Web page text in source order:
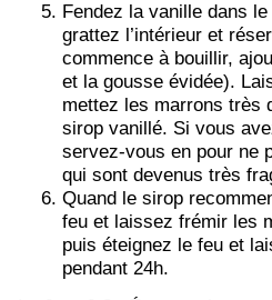
Fendez la vanille dans
grattez l’intérieur et
commence à bouillir,
et la gousse évidée).
mettez les marrons très
sirop vanillé. Si vous
servez-vous en pour ne
qui sont devenus très
Quand le sirop
feu et laissez frémir les
puis éteignez le feu et
pendant 24h.